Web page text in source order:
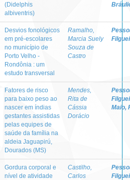
(Didelphis
albiventris)
Desvios fonológicos
em pré-escolares
no município de
Porto Velho -
Rondônia : um
estudo transversal
Ramalho,
Marcia Suely
Souza de
Castro
Fatores de risco
para baixo peso ao
nascer em índias
gestantes assistidas
pelas equipes de
saúde da família na
aldeia Jaguapirú,
Dourados (MS)
Mendes,
Rita de
Cássia
Dorácio
Maio,
Gordura corporal e
nível de atividade
Castilho,
Carlos